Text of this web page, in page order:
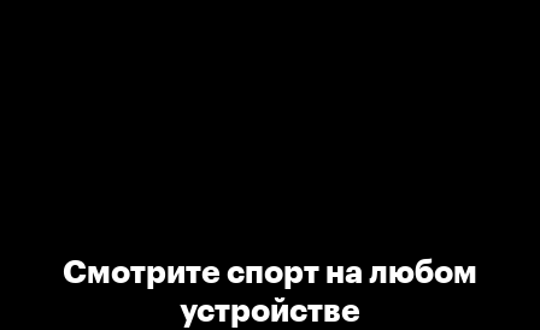
Смотрите спорт на любом
устройстве